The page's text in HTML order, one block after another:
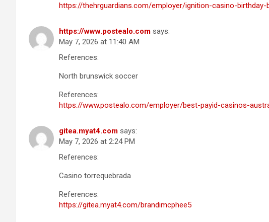
https://thehrguardians.com/employer/ignition-casino-
https://www.postealo.com says:
May 7, 2026 at 11:40 AM
References:
North brunswick soccer
References:
https://www.postealo.com/employer/best-payid-casinos-
gitea.myat4.com says:
May 7, 2026 at 2:24 PM
References:
Casino torrequebrada
References:
https://gitea.myat4.com/brandimcphee5